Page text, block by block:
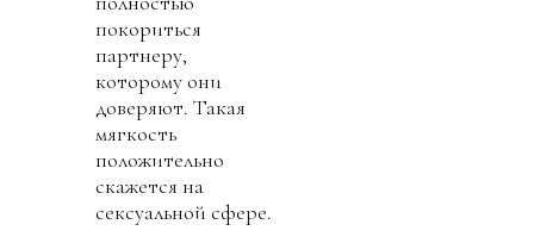
покориться
партнеру,
которому они
доверяют. Такая
мягкость
положительно
скажется на
сексуальной сфере.